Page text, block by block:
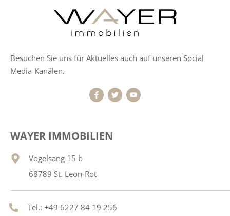
Besuchen Sie uns für Aktuelles auch auf unseren Social
Media-Kanälen.
WAYER IMMOBILIEN
Vogelsang 15 b
68789 St. Leon-Rot
Tel.: +49 6227 84 19 256